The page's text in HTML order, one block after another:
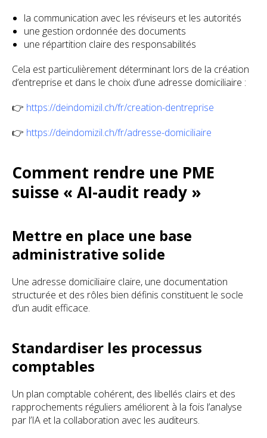
la communication avec les réviseurs et les autorités
une gestion ordonnée des documents
une répartition claire des responsabilités
Cela est particulièrement déterminant lors de la création
d’entreprise et dans le choix d’une adresse domiciliaire :
👉 https://deindomizil.ch/fr/creation-dentreprise
👉 https://deindomizil.ch/fr/adresse-domiciliaire
Comment rendre une PME
suisse « AI-audit ready »
Mettre en place une base
administrative solide
Une adresse domiciliaire claire, une documentation
structurée et des rôles bien définis constituent le socle
d’un audit efficace.
Standardiser les processus
comptables
Un plan comptable cohérent, des libellés clairs et des
rapprochements réguliers améliorent à la fois l’analyse
par l’IA et la collaboration avec les auditeurs.